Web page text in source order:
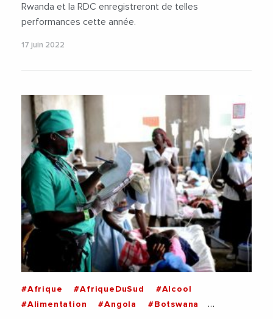
Rwanda et la RDC enregistreront de telles
performances cette année.
17 juin 2022
#Afrique #AfriqueDuSud
#Alcool
#Alimentation
#Angola
#Botswana